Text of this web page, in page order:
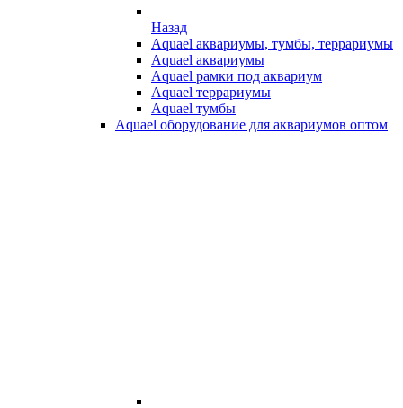
Назад
Aquael аквариумы, тумбы, террариумы
Aquael аквариумы
Aquael рамки под аквариум
Aquael террариумы
Aquael тумбы
Aquael оборудование для аквариумов оптом